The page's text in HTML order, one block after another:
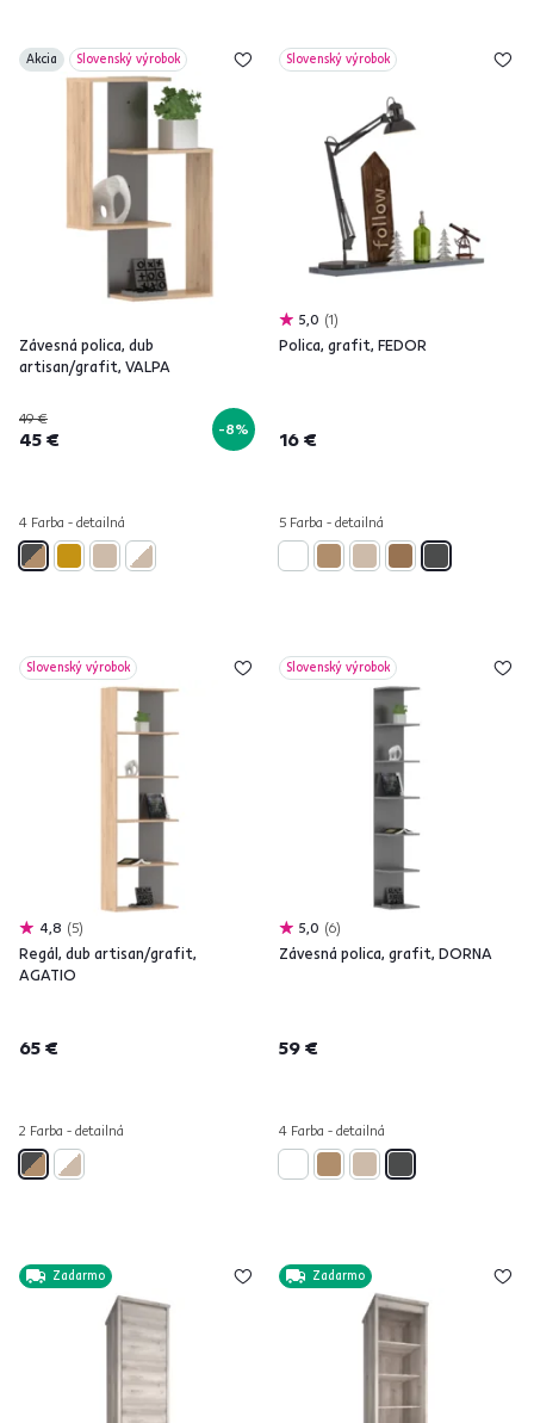
Akcia Slovenský výrobok
Závesná polica, dub
artisan/grafit, VALPA
49 €
45 € -8%
4 Farba - detailná
Slovenský výrobok
5,0 1
Polica, grafit, FEDOR
16 €
5 Farba - detailná
Slovenský výrobok
4,8 5
Regál, dub artisan/grafit,
AGATIO
65 €
2 Farba - detailná
Slovenský výrobok
5,0 6
Závesná polica, grafit, DORNA
59 €
4 Farba - detailná
Zadarmo Zadarmo